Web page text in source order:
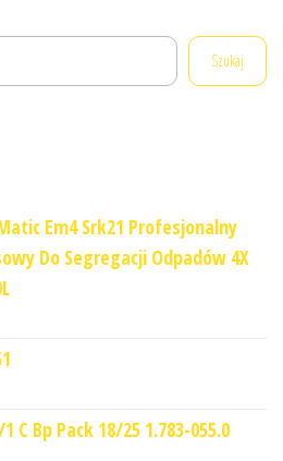
Szukaj
Em4 Srk21 Profesjonalny
Do Segregacji Odpadów 4X
C Bp Pack 18/25 1.783-055.0